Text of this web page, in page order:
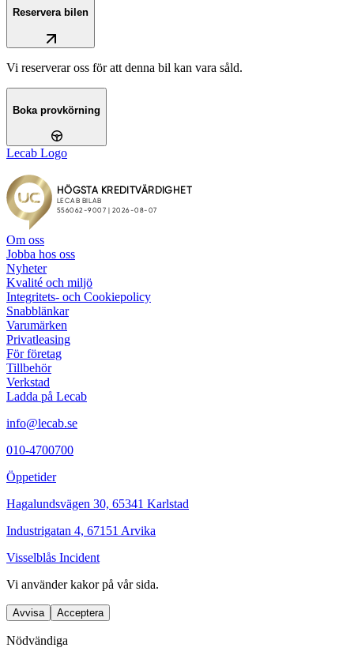
Reservera bilen
Vi reserverar oss för att denna bil kan vara såld.
Boka provkörning
Lecab Logo
Om oss
Jobba hos oss
Nyheter
Kvalité och miljö
Integritets- och Cookiepolicy
Snabblänkar
Varumärken
Privatleasing
För företag
Tillbehör
Verkstad
Ladda på Lecab
info@lecab.se
010-4700700
Öppetider
Hagalundsvägen 30, 65341 Karlstad
Industrigatan 4, 67151 Arvika
Visselblås Incident
Vi använderkakorpå vår sida.
Avvisa Acceptera
Nödvändiga